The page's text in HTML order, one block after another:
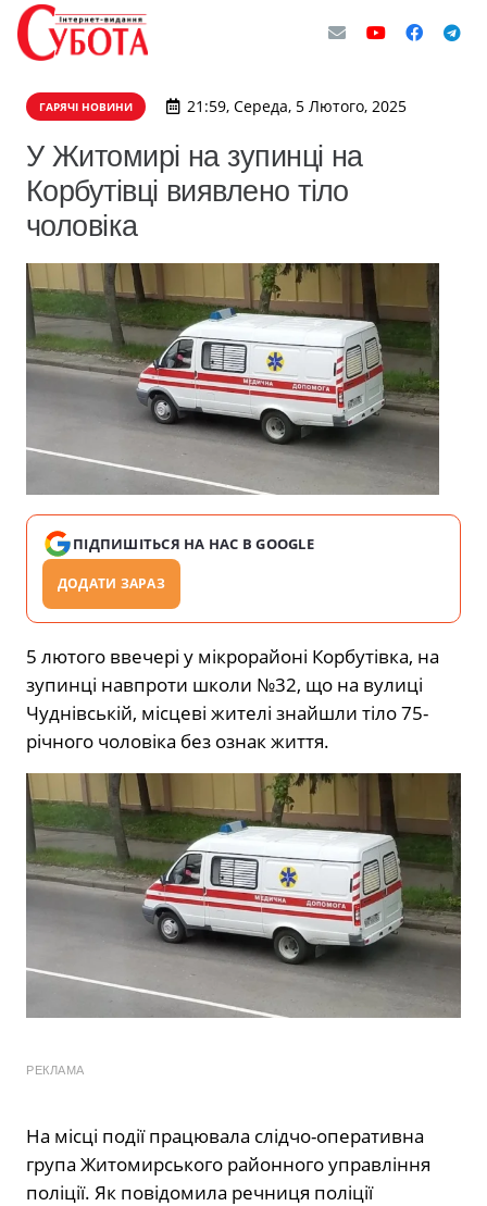
ГАРЯЧІ НОВИНИ 21:59, Середа, 5 Лютого, 2025
У Житомирі на зупинці на
Корбутівці виявлено тіло
чоловіка
ПІДПИШІТЬСЯ НА НАС В GOOGLE
ДОДАТИ ЗАРАЗ
5 лютого ввечері у мікрорайоні Корбутівка, на
зупинці навпроти школи №32, що на вулиці
Чуднівській, місцеві жителі знайшли тіло 75-
річного чоловіка без ознак життя.
РЕКЛАМА
На місці події працювала слідчо-оперативна
група Житомирського районного управління
поліції. Як повідомила речниця поліції